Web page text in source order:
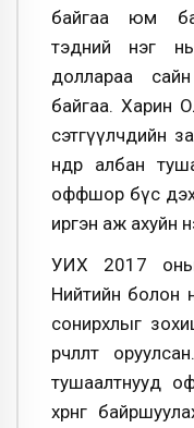
байгаа юм
тэдний нэг
доллараа
байгаа. Харин
сэтгүүлчдийн
өндөр албан
оффшор бүс
иргэн аж ахуйн
УИХ 2017 оны
Нийтийн болон
сонирхлыг
өөрчлөлт
тушаалтнууд
хөрөнгө